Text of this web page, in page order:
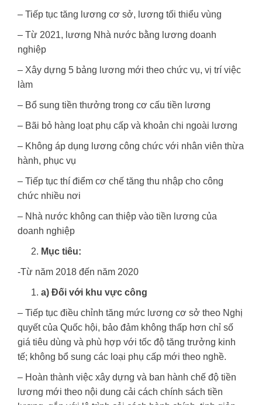
– Tiếp tục tăng lương cơ sở, lương tối thiểu vùng
– Từ 2021, lương Nhà nước bằng lương doanh
nghiệp
– Xây dựng 5 bảng lương mới theo chức vụ, vị trí việc
làm
– Bổ sung tiền thưởng trong cơ cấu tiền lương
– Bãi bỏ hàng loạt phụ cấp và khoản chi ngoài lương
– Không áp dụng lương công chức với nhân viên thừa
hành, phục vụ
– Tiếp tục thí điểm cơ chế tăng thu nhập cho công
chức nhiều nơi
– Nhà nước không can thiệp vào tiền lương của
doanh nghiệp
Mục tiêu:
-Từ năm 2018 đến năm 2020
a) Đối với khu vực công
– Tiếp tục điều chỉnh tăng mức lương cơ sở theo Nghị
quyết của Quốc hội, bảo đảm không thấp hơn chỉ số
giá tiêu dùng và phù hợp với tốc độ tăng trưởng kinh
tế; không bổ sung các loại phụ cấp mới theo nghề.
– Hoàn thành việc xây dựng và ban hành chế độ tiền
lương mới theo nội dung cải cách chính sách tiền